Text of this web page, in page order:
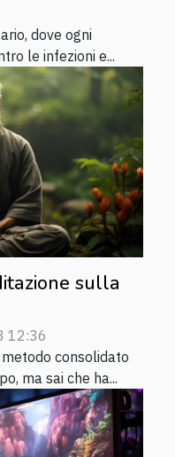
dove ogni
le infezioni e...
sulla
12:36
consolidato
ma sai che ha...